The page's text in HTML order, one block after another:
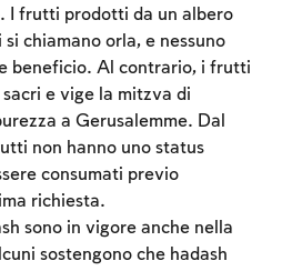
I frutti prodotti da un albero
chiamano orla, e nessuno
beneficio. Al contrario, i frutti
e vige la mitzva di
a Gerusalemme. Dal
non hanno uno status
consumati previo
richiesta.
sono in vigore anche nella
sostengono che hadash